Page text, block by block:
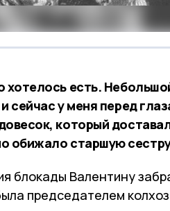
хотелось есть.
сейчас у меня перед
который
обижало старшую
блокады Валентину
председателем